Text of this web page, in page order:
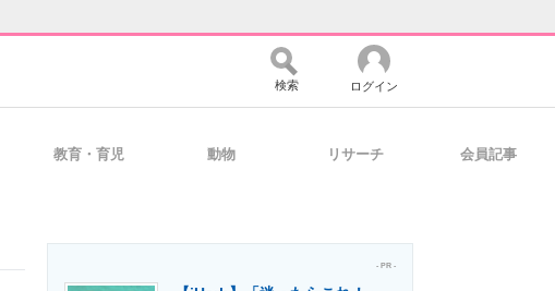
検索 ログイン
教育・育児 動物 リサーチ 会員記事
- PR -